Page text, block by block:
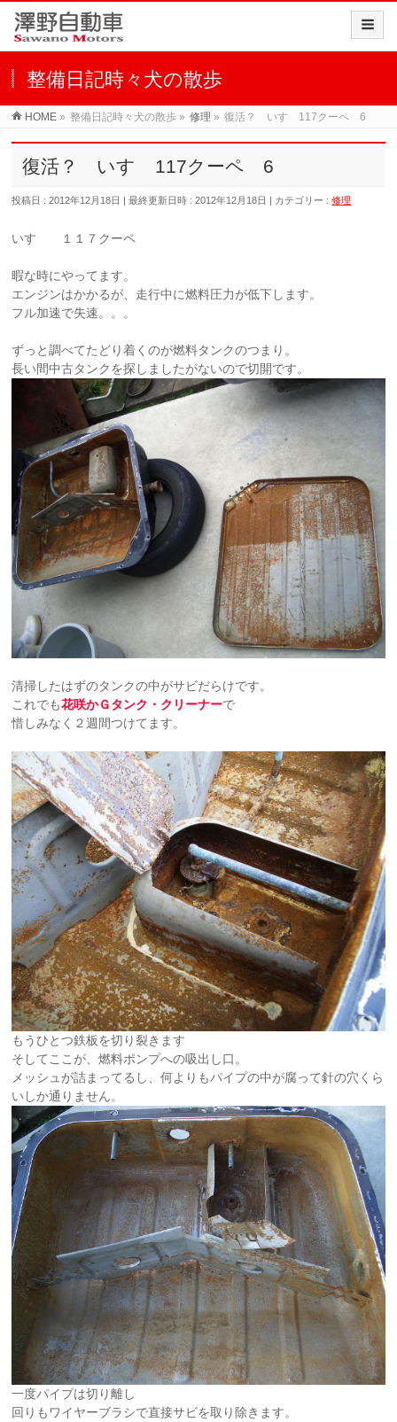
整備日記時々犬の散歩
HOME » 整備日記時々犬の散歩 » 修理 » 復活？ いすゞ117クーペ 6
復活？ いすゞ117クーペ 6
投稿日 : 2012年12月18日 最終更新日時 : 2012年12月18日 カテゴリー :修理
いすゞ １１７クーペ
暇な時にやってます。
エンジンはかかるが、走行中に燃料圧力が低下します。
フル加速で失速。。。
ずっと調べてたどり着くのが燃料タンクのつまり。
長い間中古タンクを探しましたがないので切開です。
清掃したはずのタンクの中がサビだらけです。
これでも花咲かＧタンク・クリーナーで
惜しみなく２週間つけてます。
もうひとつ鉄板を切り裂きます
そしてここが、燃料ポンプへの吸出し口。
メッシュが詰まってるし、何よりもパイプの中が腐って針の穴くら
いしか通りません。
一度パイプは切り離し
回りもワイヤーブラシで直接サビを取り除きます。